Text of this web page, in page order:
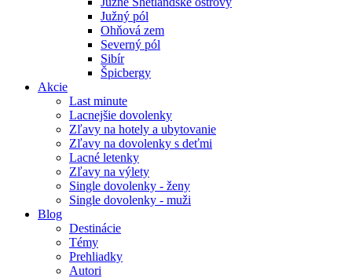
Južný pól
Ohňová zem
Severný pól
Sibír
Špicbergy
Akcie
Last minute
Lacnejšie dovolenky
Zľavy na hotely a ubytovanie
Zľavy na dovolenky s deťmi
Lacné letenky
Zľavy na výlety
Single dovolenky - ženy
Single dovolenky - muži
Blog
Destinácie
Témy
Prehliadky
Autori